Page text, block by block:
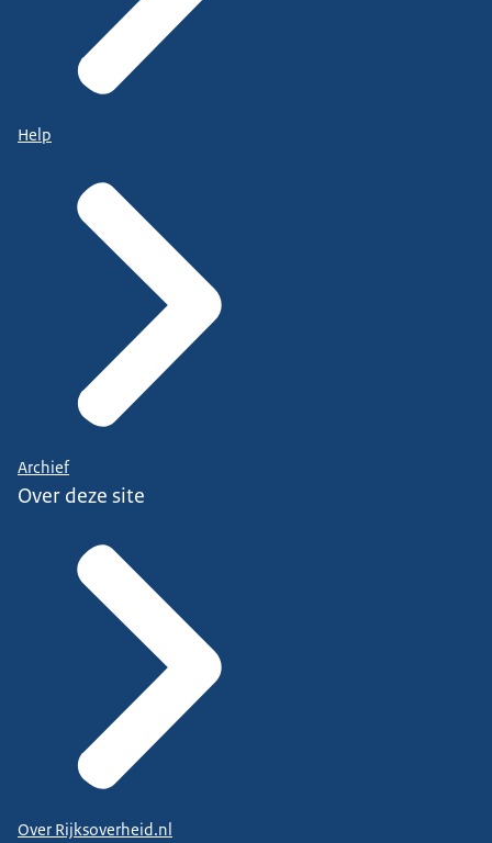
Help
Archief
Over deze site
Over Rijksoverheid.nl